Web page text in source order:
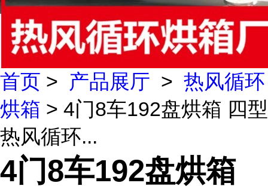
首页 > 产品展厅 > 热风循环
烘箱 > 4门8车192盘烘箱 四型
热风循环...
4门8车192盘烘箱